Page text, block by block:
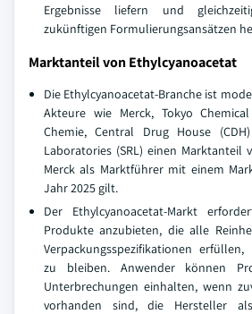
Ergebnisse liefern und
zukünftigen Formulierungsansätzen
Marktanteil von Ethylcyanoacetat
Die Ethylcyanoacetat-Branche ist
Akteure wie Merck, Tokyo
Chemie, Central Drug House
Laboratories (SRL) einen Marktanteil
Merck als Marktführer mit einem
Jahr 2025 gilt.
Der Ethylcyanoacetat-Markt
Produkte anzubieten, die alle
Verpackungsspezifikationen
zu bleiben. Anwender können
Unterbrechungen einhalten, wenn
vorhanden sind, die Hersteller